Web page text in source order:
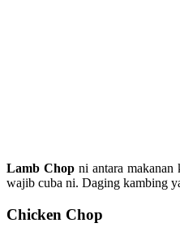
Lamb Chop ni antara makanan
wajib cuba ni. Daging kambing
Chicken Chop